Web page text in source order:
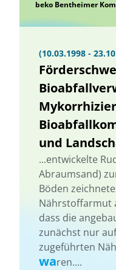
beko Bentheimer
(10.03.1998 -
und
...entwickelte
Abraumsand)
Böden
Nährstoffarmut
dass die
zunächst nur
zugeführten
waren....